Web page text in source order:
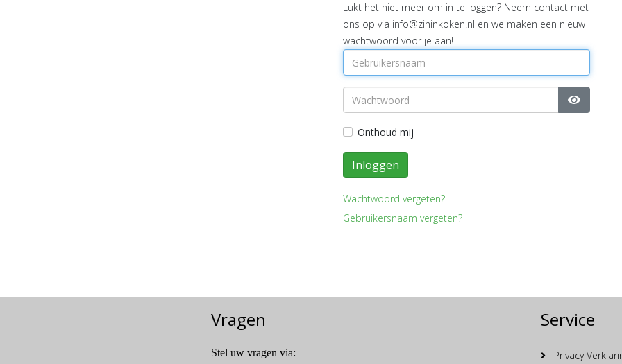
Lukt het niet meer om in te loggen? Neem contact met
ons op via
en we maken een nieuw
wachtwoord voor je aan!
Toon
Onthoud mij
Inloggen
Wachtwoord vergeten?
Gebruikersnaam vergeten?
Vragen
Stel uw vragen via:
Service
Privacy